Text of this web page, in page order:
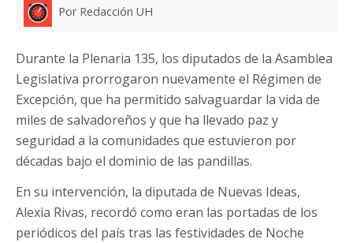
Por Redacción UH
Durante la Plenaria 135, los diputados de la Asamblea
Legislativa prorrogaron nuevamente el Régimen de
Excepción, que ha permitido salvaguardar la vida de
miles de salvadoreños y que ha llevado paz y
seguridad a la comunidades que estuvieron por
décadas bajo el dominio de las pandillas.
En su intervención, la diputada de Nuevas Ideas,
Alexia Rivas, recordó como eran las portadas de los
periódicos del país tras las festividades de Noche